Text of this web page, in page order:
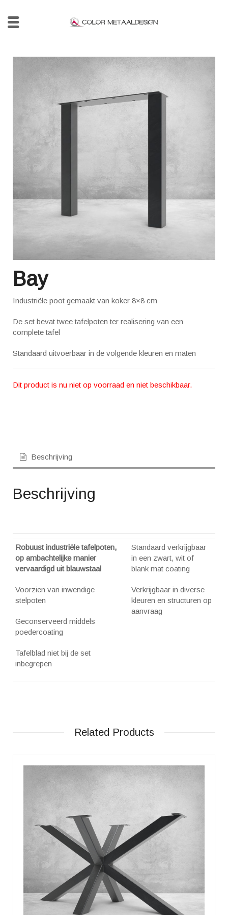
Bay
Industriële poot gemaakt van koker 8×8 cm
De set bevat twee tafelpoten ter realisering van een
complete tafel
Standaard uitvoerbaar in de volgende kleuren en maten
Dit product is nu niet op voorraad en niet beschikbaar.
Beschrijving
Beschrijving
Robuust industriële tafelpoten,
op ambachtelijke manier
vervaardigd uit blauwstaal
Voorzien van inwendige
stelpoten
Geconserveerd middels
poedercoating
Tafelblad niet bij de set
inbegrepen
Standaard verkrijgbaar
in een zwart, wit of
blank mat coating
Verkrijgbaar in diverse
kleuren en structuren op
aanvraag
Related Products